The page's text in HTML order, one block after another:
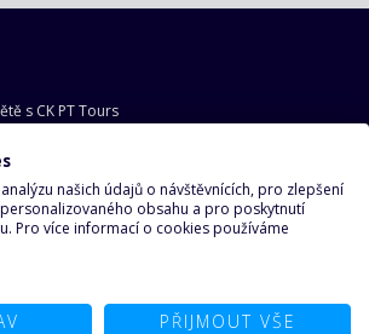
s CK PT Tours
našich údajů o návštěvnících, pro zlepšení
obsahu a pro poskytnutí
Pro více informací o cookies používáme
PŘIJMOUT VŠE